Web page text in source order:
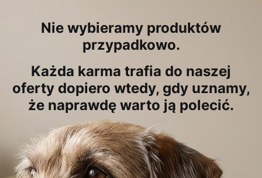
Nie wybieramy produktów
przypadkowo.
Każda karma trafia do naszej
oferty dopiero wtedy, gdy uznamy,
że naprawdę warto ją polecić.